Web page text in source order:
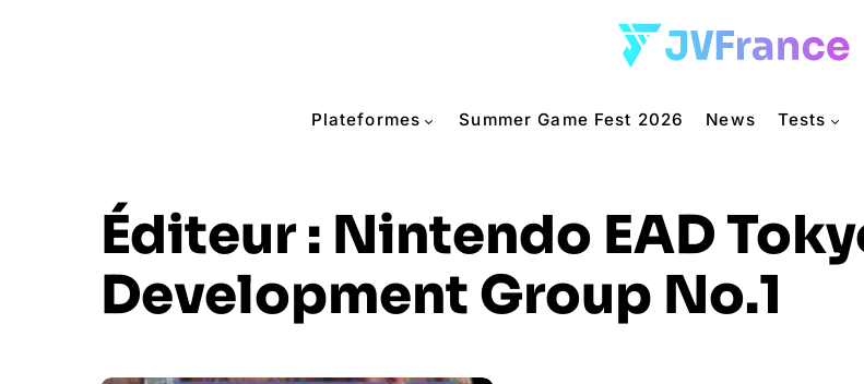
Plateformes Summer Game Fest 2026 News Tests
Éditeur : Nintendo EAD
Development Group No.1